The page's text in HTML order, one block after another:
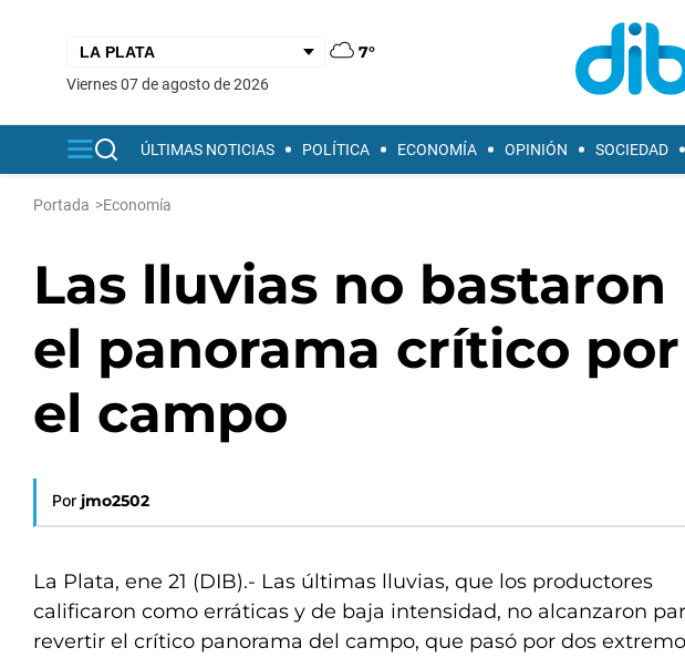
7°
viernes 07 de agosto de 2026
ÚLTIMAS NOTICIAS POLÍTICA ECONOMÍA OPINIÓN SOCIEDAD
Portada >Economía
Las lluvias no
el panorama crítico
el campo
Por jmo2502
La Plata, ene 21 (DIB).- Las últimas lluvias, que los productores
calificaron como erráticas y de baja intensidad, no alcanzaron
revertir el crítico panorama del campo, que pasó por dos